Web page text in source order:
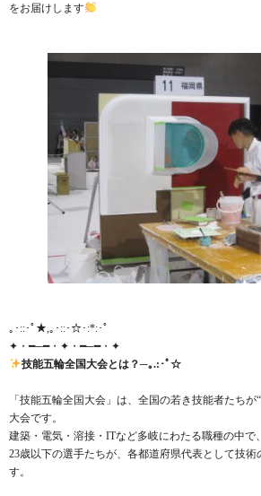
をお届けします
｡･::･ﾟ★,｡･::･☆･:*:･ﾟ
✦・━─━・✦・━─━・✦
技能五輪全国大会とは？─｡.:･ﾟ☆
「技能五輪全国大会」は、全国の若き技能者たちが
大会です。
建築・電気・溶接・ITなど多岐にわたる職種の中で
23歳以下の選手たちが、各都道府県代表として技術
す。